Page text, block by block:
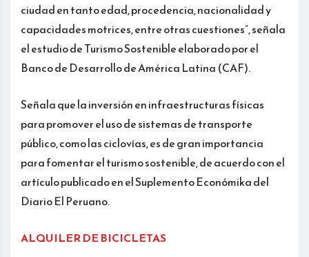
ciudad en tanto edad, procedencia, nacionalidad y
capacidades motrices, entre otras cuestiones”, señala
el estudio de Turismo Sostenible elaborado por el
Banco de Desarrollo de América Latina (CAF).
Señala que la inversión en infraestructuras físicas
para promover el uso de sistemas de transporte
público, como las ciclovías, es de gran importancia
para fomentar el turismo sostenible, de acuerdo con el
artículo publicado en el Suplemento Económika del
Diario El Peruano.
ALQUILER DE BICICLETAS